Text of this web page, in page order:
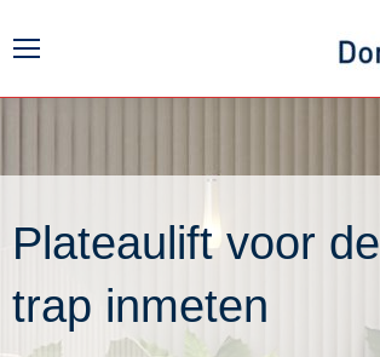
Plateaulift voor de
trap inmeten